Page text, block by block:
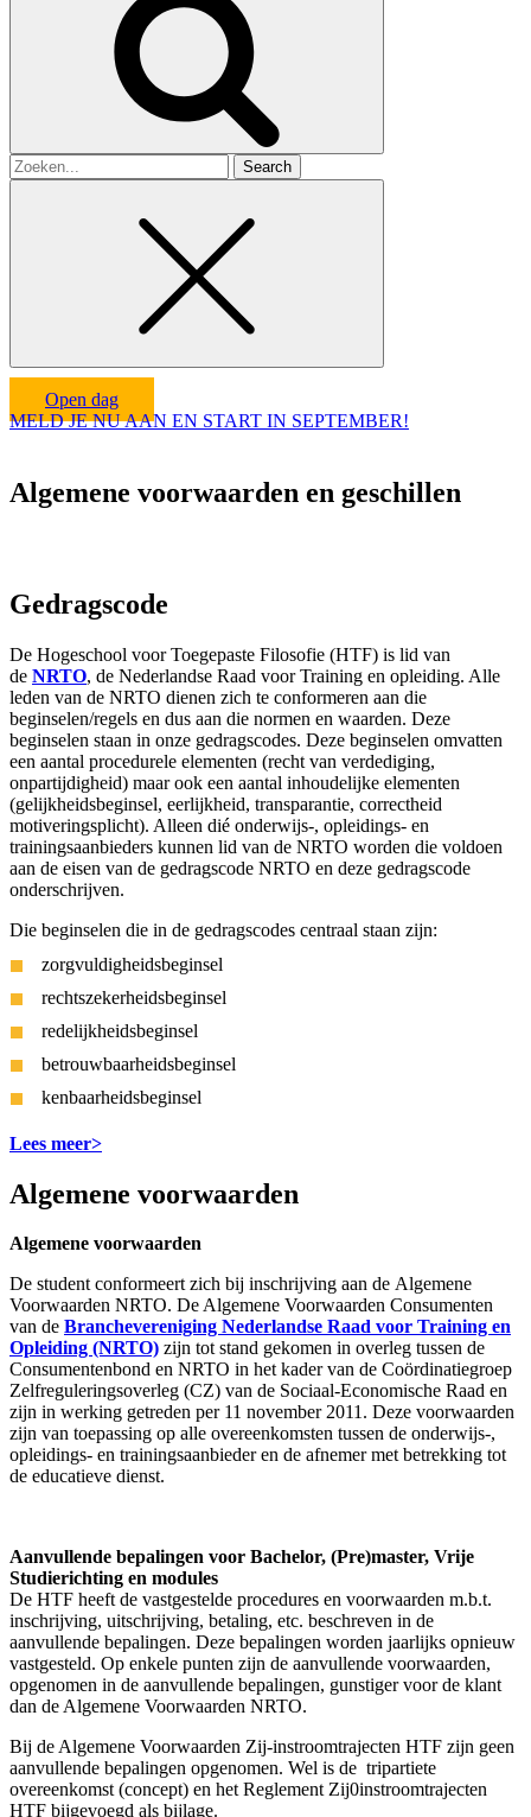
Search
for
Open dag
MELD JE NU AAN EN START IN SEPTEMBER!
Algemene voorwaarden en geschillen
Gedragscode
De Hogeschool voor Toegepaste Filosofie (HTF) is lid van
de NRTO, de Nederlandse Raad voor Training en opleiding. Alle
leden van de NRTO dienen zich te conformeren aan die
beginselen/regels en dus aan die normen en waarden. Deze
beginselen staan in onze gedragscodes. Deze beginselen omvatten
een aantal procedurele elementen (recht van verdediging,
onpartijdigheid) maar ook een aantal inhoudelijke elementen
(gelijkheidsbeginsel, eerlijkheid, transparantie, correctheid
motiveringsplicht). Alleen dié onderwijs-, opleidings- en
trainingsaanbieders kunnen lid van de NRTO worden die voldoen
aan de eisen van de gedragscode NRTO en deze gedragscode
onderschrijven.
Die beginselen die in de gedragscodes centraal staan zijn:
zorgvuldigheidsbeginsel
rechtszekerheidsbeginsel
redelijkheidsbeginsel
betrouwbaarheidsbeginsel
kenbaarheidsbeginsel
Lees meer>
Algemene voorwaarden
Algemene voorwaarden
De student conformeert zich bij inschrijving aan de Algemene
Voorwaarden NRTO. De Algemene Voorwaarden Consumenten
van de Branchevereniging Nederlandse Raad voor Training en
Opleiding (NRTO) zijn tot stand gekomen in overleg tussen de
Consumentenbond en NRTO in het kader van de Coördinatiegroep
Zelfreguleringsoverleg (CZ) van de Sociaal-Economische Raad en
zijn in werking getreden per 11 november 2011. Deze voorwaarden
zijn van toepassing op alle overeenkomsten tussen de onderwijs-,
opleidings- en trainingsaanbieder en de afnemer met betrekking tot
de educatieve dienst.
Aanvullende bepalingen voor Bachelor, (Pre)master, Vrije
Studierichting en modules
De HTF heeft de vastgestelde procedures en voorwaarden m.b.t.
inschrijving, uitschrijving, betaling, etc. beschreven in de
aanvullende bepalingen. Deze bepalingen worden jaarlijks opnieuw
vastgesteld. Op enkele punten zijn de aanvullende voorwaarden,
opgenomen in de aanvullende bepalingen, gunstiger voor de klant
dan de Algemene Voorwaarden NRTO.
Bij de Algemene Voorwaarden Zij-instroomtrajecten HTF zijn geen
aanvullende bepalingen opgenomen. Wel is de tripartiete
overeenkomst (concept) en het Reglement Zij0instroomtrajecten
HTF bijgevoegd als bijlage.